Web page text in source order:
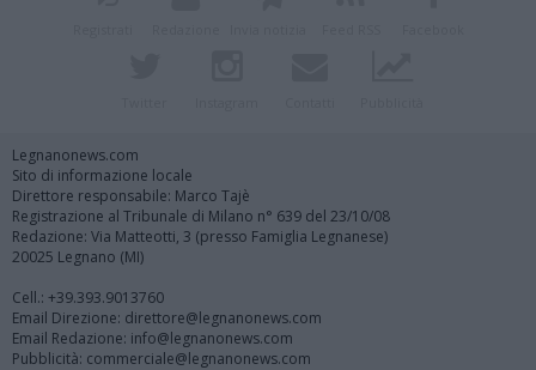
Legnanonews.com
Sito di informazione locale
Direttore responsabile: Marco Tajè
Registrazione al Tribunale di Milano n° 639 del 23/10/08
Redazione: Via Matteotti, 3 (presso Famiglia Legnanese)
20025 Legnano (MI)
Cell.: +39.393.9013760
Email Direzione: direttore@legnanonews.com
Email Redazione: info@legnanonews.com
Pubblicità: commerciale@legnanonews.com